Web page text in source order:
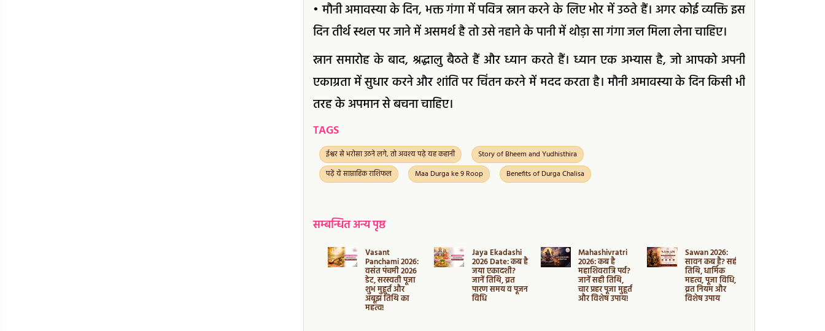
• मौनी अमावस्या के दिन, भक्त गंगा में पवित्र स्नान करने के लिए भोर में उठते हैं। अगर कोई व्यक्ति इस
दिन तीर्थ स्थल पर जाने में असमर्थ है तो उसे नहाने के पानी में थोड़ा सा गंगा जल मिला लेना चाहिए।
स्नान समारोह के बाद, श्रद्धालु बैठते हैं और ध्यान करते हैं। ध्यान एक अभ्यास है, जो आपको अपनी
एकाग्रता में सुधार करने और शांति पर चिंतन करने में मदद करता है। मौनी अमावस्या के दिन किसी भी
तरह के अपमान से बचना चाहिए।
TAGS
ईश्वर से भरोसा उठने लगे, तो अवश्य पढ़े यह कहानी
Story of Bheem and Yudhisthira
पढ़ें ये साप्ताहिक राशिफल
Maa Durga ke 9 Roop Benefits of Durga Chalisa
सम्बन्धित अन्य पृष्ठ
Vasant
Panchami 2026:
वसंत पंचमी 2026
डेट, सरस्वती पूजा
शुभ मुहूर्त और
अबूझ तिथि का
महत्व!
Jaya Ekadashi
2026 Date: कब है
जया एकादशी?
जानें तिथि, व्रत
पारण समय व पूजन
विधि
Mahashivratri
2026: कब है
महाशिवरात्रि पर्व?
जानें सही तिथि,
चार प्रहर पूजा मुहूर्त
और विशेष उपाय!
Sawan 2026:
सावन कब है? सही
तिथि, धार्मिक
महत्व, पूजा विधि,
व्रत नियम और
विशेष उपाय